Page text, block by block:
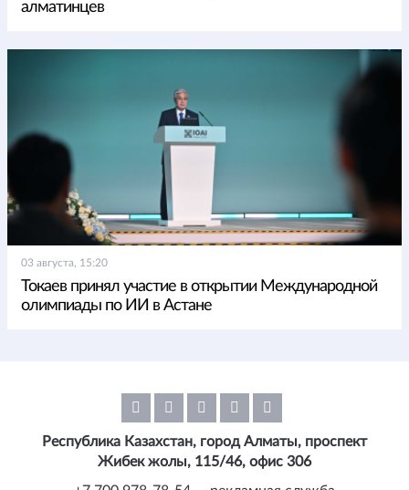
алматинцев
03 августа, 15:20
Токаев принял участие в открытии Международной
олимпиады по ИИ в Астане
Республика Казахстан, город Алматы, проспект
Жибек жолы, 115/46, офис 306